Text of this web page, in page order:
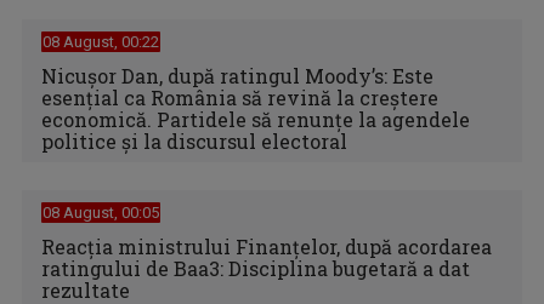
08 August, 00:22
Nicușor Dan, după ratingul Moody’s: Este
esențial ca România să revină la creștere
economică. Partidele să renunțe la agendele
politice și la discursul electoral
08 August, 00:05
Reacția ministrului Finanțelor, după acordarea
ratingului de Baa3: Disciplina bugetară a dat
rezultate